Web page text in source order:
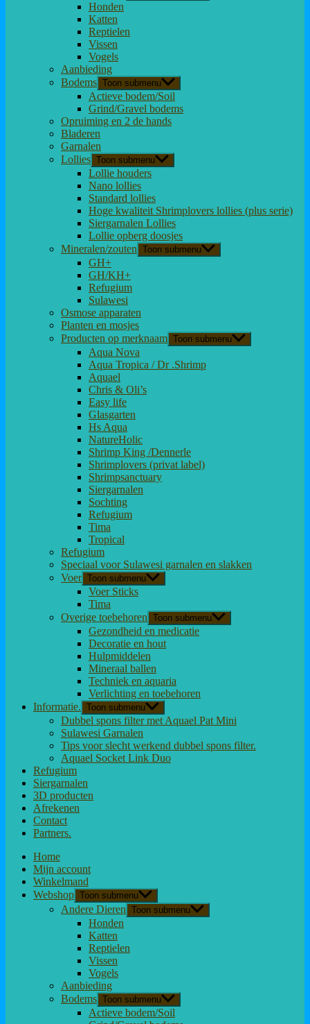
Honden
Katten
Reptielen
Vissen
Vogels
Aanbieding
Bodems Toon submenu
Actieve bodem/Soil
Grind/Gravel bodems
Opruiming en 2 de hands
Bladeren
Garnalen
Lollies Toon submenu
Lollie houders
Nano lollies
Standard lollies
Hoge kwaliteit Shrimplovers lollies (plus serie)
Siergarnalen Lollies
Lollie opberg doosjes
Mineralen/zouten Toon submenu
GH+
GH/KH+
Refugium
Sulawesi
Osmose apparaten
Planten en mosjes
Producten op merknaam Toon submenu
Aqua Nova
Aqua Tropica / Dr .Shrimp
Aquael
Chris & Oli’s
Easy life
Glasgarten
Hs Aqua
NatureHolic
Shrimp King /Dennerle
Shrimplovers (privat label)
Shrimpsanctuary
Siergarnalen
Sochting
Refugium
Tima
Tropical
Refugium
Speciaal voor Sulawesi garnalen en slakken
Voer Toon submenu
Voer Sticks
Tima
Overige toebehoren Toon submenu
Gezondheid en medicatie
Decoratie en hout
Hulpmiddelen
Mineraal ballen
Techniek en aquaria
Verlichting en toebehoren
Informatie. Toon submenu
Dubbel spons filter met Aquael Pat Mini
Sulawesi Garnalen
Tips voor slecht werkend dubbel spons filter.
Aquael Socket Link Duo
Refugium
Siergarnalen
3D producten
Afrekenen
Contact
Partners.
Home
Mijn account
Winkelmand
Webshop Toon submenu
Andere Dieren Toon submenu
Honden
Katten
Reptielen
Vissen
Vogels
Aanbieding
Bodems Toon submenu
Actieve bodem/Soil